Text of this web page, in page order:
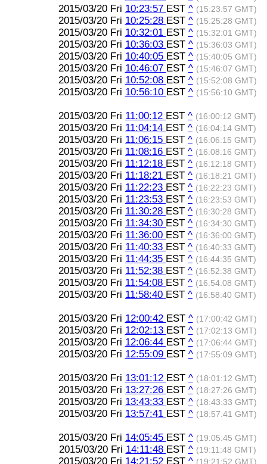
2015/03/20 Fri 10:23:57 EST ^ (15:23:57 GMT)
2015/03/20 Fri 10:25:28 EST ^ (15:25:28 GMT)
2015/03/20 Fri 10:32:01 EST ^ (15:32:01 GMT)
2015/03/20 Fri 10:36:03 EST ^ (15:36:03 GMT)
2015/03/20 Fri 10:40:05 EST ^ (15:40:05 GMT)
2015/03/20 Fri 10:46:07 EST ^ (15:46:07 GMT)
2015/03/20 Fri 10:52:08 EST ^ (15:52:08 GMT)
2015/03/20 Fri 10:56:10 EST ^ (15:56:10 GMT)
2015/03/20 Fri 11:00:12 EST ^ (16:00:12 GMT)
2015/03/20 Fri 11:04:14 EST ^ (16:04:14 GMT)
2015/03/20 Fri 11:06:15 EST ^ (16:06:15 GMT)
2015/03/20 Fri 11:08:16 EST ^ (16:08:16 GMT)
2015/03/20 Fri 11:12:18 EST ^ (16:12:18 GMT)
2015/03/20 Fri 11:18:21 EST ^ (16:18:21 GMT)
2015/03/20 Fri 11:22:23 EST ^ (16:22:23 GMT)
2015/03/20 Fri 11:23:53 EST ^ (16:23:53 GMT)
2015/03/20 Fri 11:30:28 EST ^ (16:30:28 GMT)
2015/03/20 Fri 11:34:30 EST ^ (16:34:30 GMT)
2015/03/20 Fri 11:36:00 EST ^ (16:36:00 GMT)
2015/03/20 Fri 11:40:33 EST ^ (16:40:33 GMT)
2015/03/20 Fri 11:44:35 EST ^ (16:44:35 GMT)
2015/03/20 Fri 11:52:38 EST ^ (16:52:38 GMT)
2015/03/20 Fri 11:54:08 EST ^ (16:54:08 GMT)
2015/03/20 Fri 11:58:40 EST ^ (16:58:40 GMT)
2015/03/20 Fri 12:00:42 EST ^ (17:00:42 GMT)
2015/03/20 Fri 12:02:13 EST ^ (17:02:13 GMT)
2015/03/20 Fri 12:06:44 EST ^ (17:06:44 GMT)
2015/03/20 Fri 12:55:09 EST ^ (17:55:09 GMT)
2015/03/20 Fri 13:01:12 EST ^ (18:01:12 GMT)
2015/03/20 Fri 13:27:26 EST ^ (18:27:26 GMT)
2015/03/20 Fri 13:43:33 EST ^ (18:43:33 GMT)
2015/03/20 Fri 13:57:41 EST ^ (18:57:41 GMT)
2015/03/20 Fri 14:05:45 EST ^ (19:05:45 GMT)
2015/03/20 Fri 14:11:48 EST ^ (19:11:48 GMT)
2015/03/20 Fri 14:21:52 EST ^ (19:21:52 GMT)